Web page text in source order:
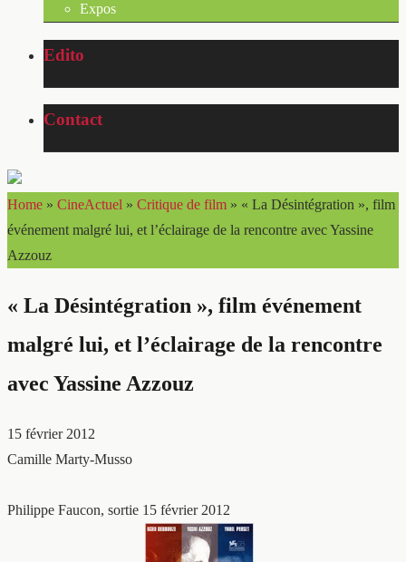
Expos
Edito
Contact
Home » CineActuel » Critique de film » « La Désintégration », film
événement malgré lui, et l’éclairage de la rencontre avec Yassine
Azzouz
« La Désintégration », film événement
malgré lui, et l’éclairage de la rencontre
avec Yassine Azzouz
15 février 2012
Camille Marty-Musso
Philippe Faucon, sortie 15 février 2012